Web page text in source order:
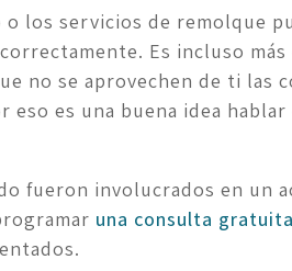
o los servicios de remolque
Es incluso
no se aprovechen de ti las
eso es una buena idea
fueron involucrados en un
una consulta gratuita